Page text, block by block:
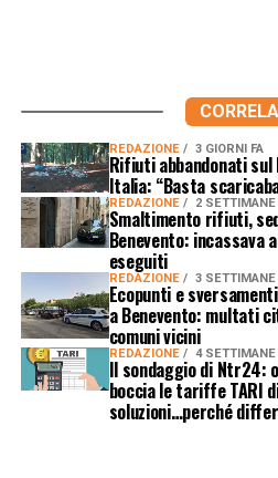
REDAZIONE 3 GIORNI FA
Rifiuti abbandonati sul
Italia: “Basta
REDAZIONE 2 SETTIMANE
Smaltimento rifiuti,
Benevento: incassava
eseguiti
REDAZIONE 3 SETTIMANE
Ecopunti e
a Benevento: multati
comuni vicini
REDAZIONE 4 SETTIMANE
Il sondaggio di Ntr24:
boccia le tariffe TARI
soluzioni…perché